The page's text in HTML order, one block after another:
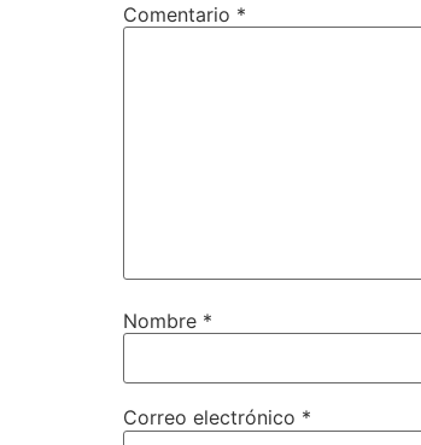
Comentario *
Nombre *
Correo electrónico *